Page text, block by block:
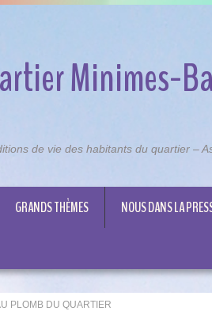
Minimes-
de vie des habitants du quartier –
GRANDS THÈMES NOUS DANS LA
PLOMB DU QUARTIER